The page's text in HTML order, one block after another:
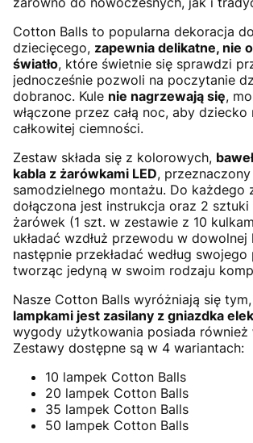
Cotton Balls to popularna dekoracja
dziecięcego, zapewnia delikatne, nie
światło, które świetnie się sprawdzi
jednocześnie pozwoli na poczytanie
dobranoc. Kule nie nagrzewają się,
włączone przez całą noc, aby dziecko
całkowitej ciemności.
Zestaw składa się z kolorowych,
kabla z żarówkami LED,
samodzielnego montażu. Do każdego
dołączona jest instrukcja oraz 2
żarówek (1 szt. w zestawie z 10
układać wzdłuż przewodu w dowolnej
następnie przekładać według swojego
tworząc jedyną w swoim rodzaju
Nasze Cotton Balls wyróżniają się
lampkami jest zasilany z gniazdka
wygody użytkowania posiada również
Zestawy dostępne są w 4 wariantach:
10 lampek Cotton Balls
20 lampek Cotton Balls
35 lampek Cotton Balls
50 lampek Cotton Balls